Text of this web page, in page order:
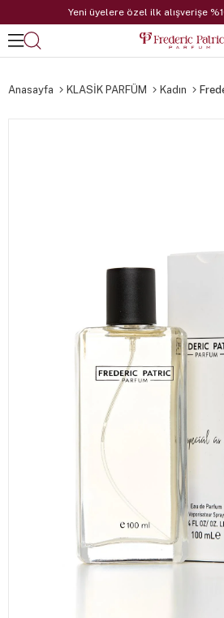
Yeni üyelere özel ilk alışverişe
Anasayfa KLASİK PARFÜM Kadın